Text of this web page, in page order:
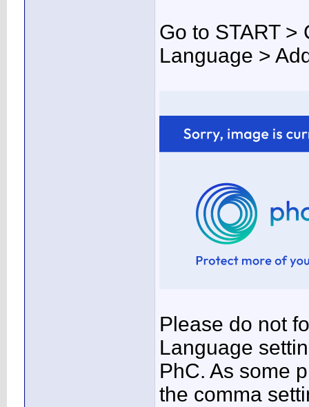
Go to START
Language >
Please do not
Language
PhC. As some
the comma